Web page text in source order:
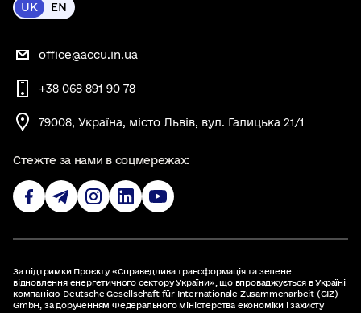
UK EN
office@accu.in.ua
+38 068 891 90 78
79008, Україна, місто Львів, вул. Галицька 21/1
Стежте за нами в соцмережах:
За підтримки Проєкту «Справедлива трансформація та зелене
відновлення енергетичного сектору України», що впроваджується в Україні
компанією Deutsche Gesellschaft für Internationale Zusammenarbeit (GIZ)
GmbH, за дорученням Федерального міністерства економіки і захисту